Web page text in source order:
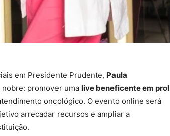
em Presidente Prudente, Paula
promover uma live beneficente em prol
oncológico. O evento online será
arrecadar recursos e ampliar a